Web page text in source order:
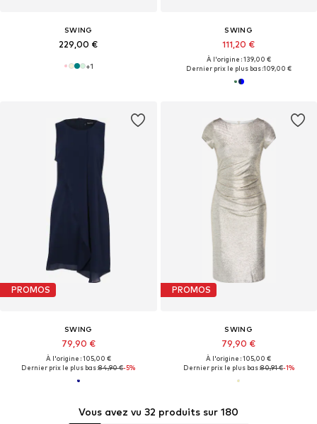
Vous avez vu 32 produits sur 180
SWING
229,00 €
+1
SWING
111,20 €
À l'origine : 139,00 €
Dernier prix le plus bas :109,00 €
PROMOS
SWING
79,90 €
À l'origine : 105,00 €
Dernier prix le plus bas :84,90 €-5%
PROMOS
SWING
79,90 €
À l'origine : 105,00 €
Dernier prix le plus bas :80,91 €-1%